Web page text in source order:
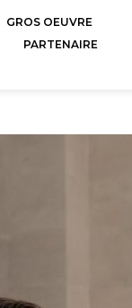
GROS OEUVRE
PARTENAIRE